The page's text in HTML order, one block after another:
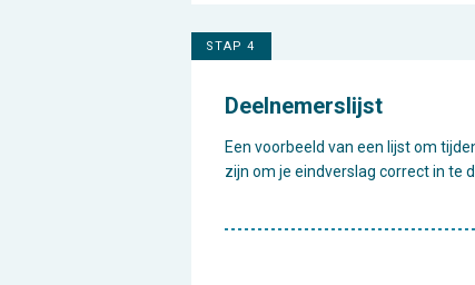
STAP 4
Deelnemerslijst
Een voorbeeld van een lijst om
zijn om je eindverslag correct in te